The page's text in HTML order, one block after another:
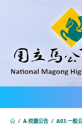
內
/ A.校園公告 / A03.一般